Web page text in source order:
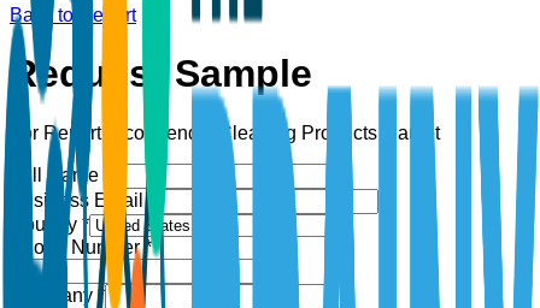
Back to Report
Request Sample
For Report: Eco-friendly Cleaning Products Market
Full Name *
Business Email *
Country *
Phone Number *
Company *